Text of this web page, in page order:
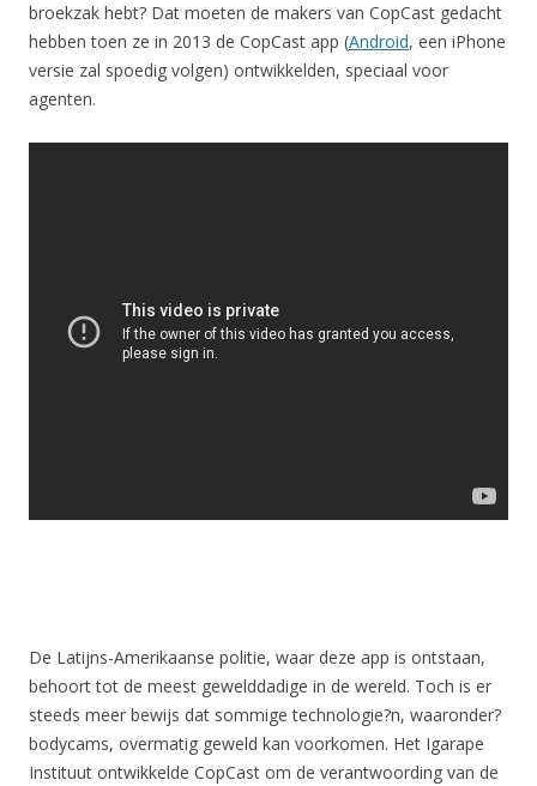
broekzak hebt? Dat moeten de makers van CopCast gedacht
hebben toen ze in 2013 de CopCast app (Android, een iPhone
versie zal spoedig volgen) ontwikkelden, speciaal voor
agenten.
De Latijns-Amerikaanse politie, waar deze app is ontstaan,
behoort tot de meest gewelddadige in de wereld. Toch is er
steeds meer bewijs dat sommige technologie?n, waaronder?
bodycams, overmatig geweld kan voorkomen. Het Igarape
Instituut ontwikkelde CopCast om de verantwoording van de